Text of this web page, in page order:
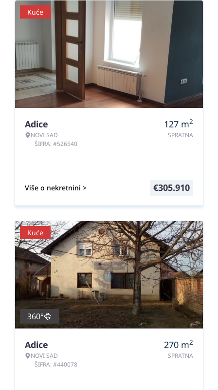
Kuće
Adice
NOVI SAD
ŠIFRA: #526540
127 m2
SPRATNA
Više o nekretnini > €305.910
Kuće
360°
Adice
NOVI SAD
ŠIFRA: #440078
270 m2
SPRATNA